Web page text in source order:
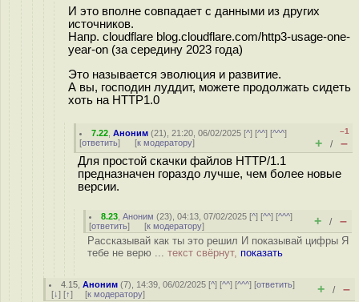
И это вполне совпадает с данными из других
источников.
Напр. cloudflare blog.cloudflare.com/http3-usage-one-
year-on (за середину 2023 года)
Это называется эволюция и развитие.
А вы, господин луддит, можете продолжать сидеть
хоть на HTTP1.0
7.22 ,Аноним (21), 21:20, 06/02/2025 [^] [^^] [^^^]
[ответить] [к модератору]
–1
+ / –
Для простой скачки файлов HTTP/1.1
предназначен гораздо лучше, чем более новые
версии.
8.23 ,Аноним (23), 04:13, 07/02/2025 [^] [^^] [^^^]
[ответить] [к модератору] + / –
Рассказывай как ты это решил И показывай цифры Я
тебе не верю ... текст свёрнут, показать
4.15 ,Аноним (7), 14:39, 06/02/2025 [^] [^^] [^^^] [ответить]
[↓] [↑] [к модератору] + / –